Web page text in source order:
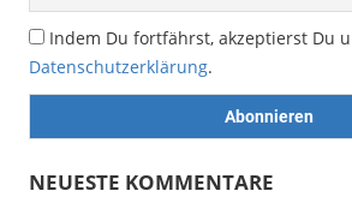
Indem Du fortfährst, akzeptierst Du
Datenschutzerklärung.
NEUESTE KOMMENTARE